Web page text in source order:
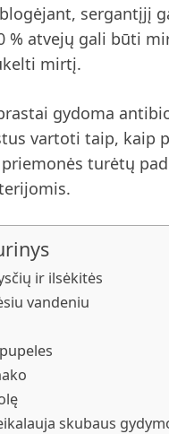
sergantįjį
% atvejų gali būti
mirtį.
gydoma
vartoti taip, kaip
turėtų
ir ilsėkitės
vandeniu
skubaus